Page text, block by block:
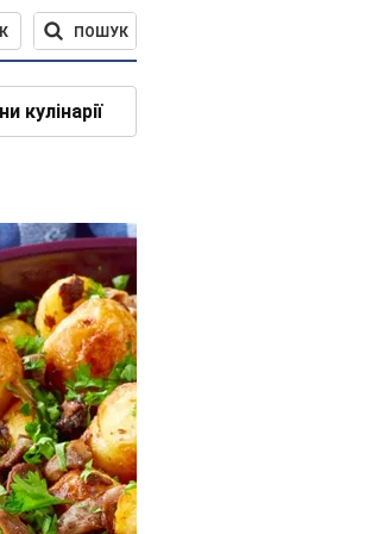
ПОШУК
кулінарії